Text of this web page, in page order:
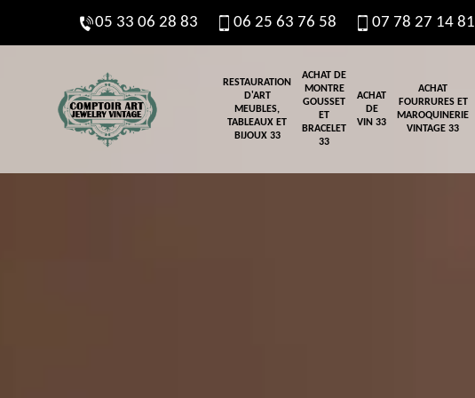
05 33 06 28 83 06 25 63 76 58 07 78 27 14 81
RESTAURATION
D'ART
MEUBLES,
TABLEAUX ET
BIJOUX 33
ACHAT DE
MONTRE
GOUSSET
ET
BRACELET
33
ACHAT
DE
VIN 33
ACHAT
FOURRURES ET
MAROQUINERIE
VINTAGE 33